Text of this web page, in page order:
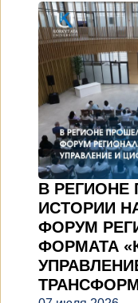
В
ИСТОРИИ
ФОРУМ
ФОРМАТА